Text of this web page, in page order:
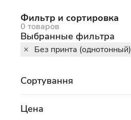
Фильтр и сортировка
0 товаров
Выбранные фильтра
Без принта (однотонный)
Сортування
Цена